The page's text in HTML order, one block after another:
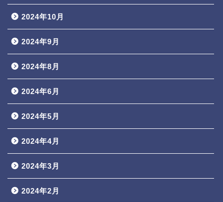
2024年10月
2024年9月
2024年8月
2024年6月
2024年5月
2024年4月
2024年3月
2024年2月